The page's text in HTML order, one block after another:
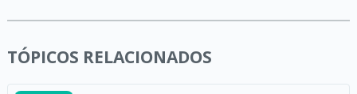
TÓPICOS RELACIONADOS